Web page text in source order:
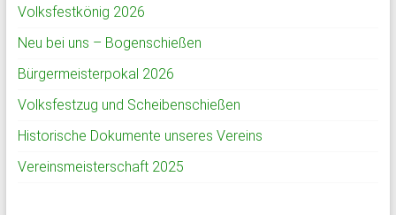
Volksfestkönig 2026
Neu bei uns – Bogenschießen
Bürgermeisterpokal 2026
Volksfestzug und Scheibenschießen
Historische Dokumente unseres Vereins
Vereinsmeisterschaft 2025